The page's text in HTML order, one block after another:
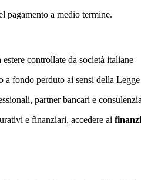
pagamento a medio termine.
controllate da società italiane
a fondo perduto ai sensi della
partner bancari e
e finanziari, accedere ai